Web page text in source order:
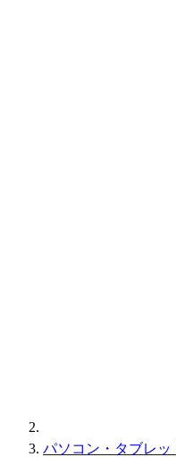
パソコン・タブレッ